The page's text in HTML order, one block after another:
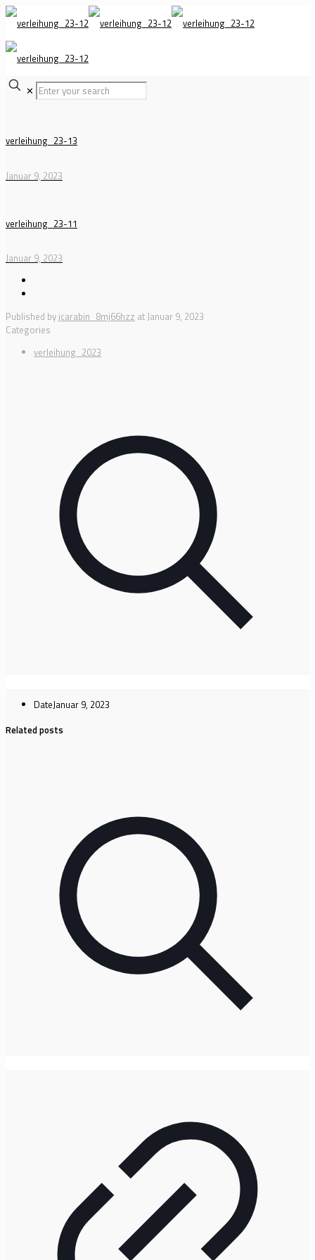
✕
verleihung_23-13
Januar 9, 2023
verleihung_23-11
Januar 9, 2023
Published by jcarabin_8mj66hzz atJanuar 9, 2023
Categories
verleihung_2023
DateJanuar 9, 2023
Related posts